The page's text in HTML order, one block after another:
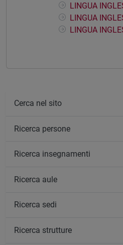
LINGUA
LINGUA
LINGUA
Cerca nel sito
Ricerca persone
Ricerca insegnamenti
Ricerca aule
Ricerca sedi
Ricerca strutture